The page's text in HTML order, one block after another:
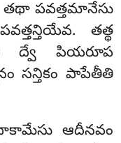
తథా పవత్తమానేసు
తత్థ
ద్వే పియరూప
సన్తికం పాపేతీతి
ఆదీనవం